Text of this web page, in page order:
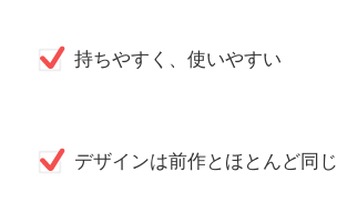
持ちやすく、使いやすい
デザインは前作とほとんど同じ